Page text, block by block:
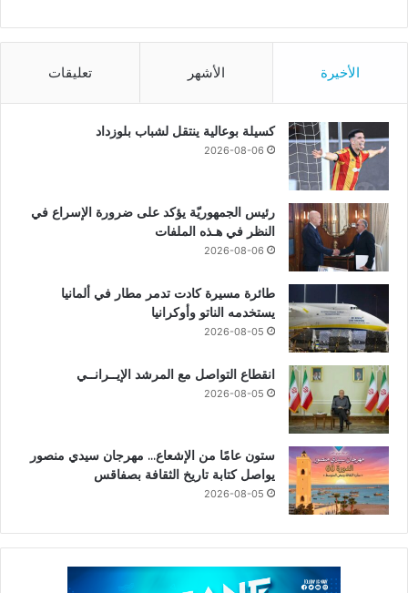
الأخيرة الأشهر تعليقات
كسيلة بوعالية ينتقل لشباب بلوزداد
2026-08-06
رئيس الجمهوريّة يؤكد على ضرورة الإسراع في
النظر في هـذه الملفات
2026-08-06
طائرة مسيرة كادت تدمر مطار في ألمانيا
يستخدمه الناتو وأوكرانيا
2026-08-05
انقطاع التواصل مع المرشد الإيــرانــي
2026-08-05
ستون عامًا من الإشعاع… مهرجان سيدي منصور
يواصل كتابة تاريخ الثقافة بصفاقس
2026-08-05